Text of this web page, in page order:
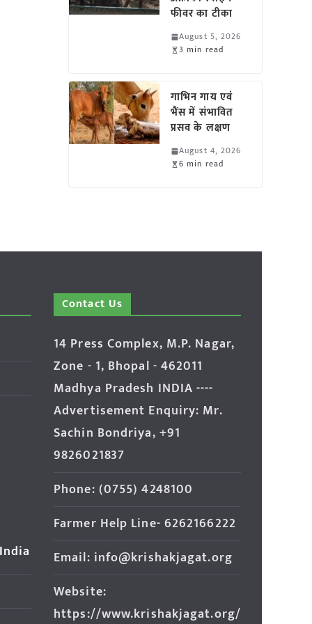
फीवर का टीका
August 5, 2026
3 min read
गाभिन गाय एवं
भैंस में संभावित
प्रसव के लक्षण
August 4, 2026
6 min read
Contact Us
14 Press Complex, M.P. Nagar,
Zone - 1, Bhopal - 462011
Madhya Pradesh INDIA ----
Advertisement Enquiry: Mr.
Sachin Bondriya, +91
9826021837
Phone: (0755) 4248100
Farmer Help Line- 6262166222
Email: info@krishakjagat.org
Website:
https://www.krishakjagat.org/